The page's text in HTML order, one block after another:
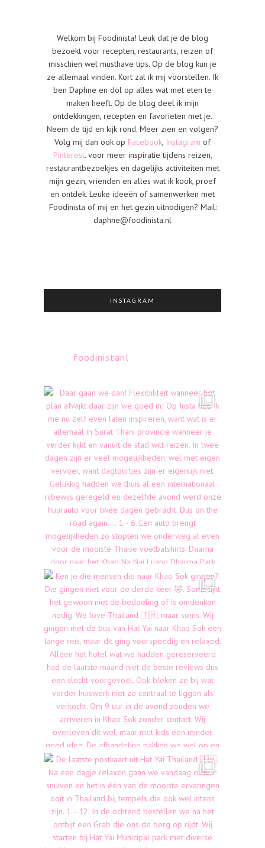
Welkom bij Foodinista! Leuk dat je de blog
bezoekt voor recepten, restaurants, reizen of
misschien wel musthave tips. Op de blog kun je
ze allemaal vinden. Kort zal ik mij voorstellen. Ik
ben Daphne en dol op alles wat met eten te
maken heeft. Op de blog deel ik mijn
ontdekkingen, recepten en favorieten met je.
Neem de tijd en kijk rond. Meer zien en volgen?
Volg mij dan ook op Facebook, Instagram of
Pinterest. voor meer inspiratie tijdens reizen,
restaurantbezoekjes en dagelijks activiteiten met
mijn gezin, vrienden en alles wat ik kook, proef
en ontdek. Leuke ideeën of samenwerken met
Foodinista of mij en het gezin uitnodigen? Mail:
daphne@foodinista.nl
INSTAGRAM
foodinistanl